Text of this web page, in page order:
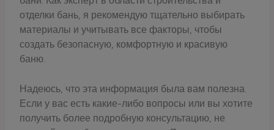
отделки бань, я рекомендую тщательно выбирать
материалы и учитывать все факторы, чтобы
создать безопасную, комфортную и красивую
баню.
Надеюсь, что эта информация была вам полезна.
Если у вас есть какие-либо вопросы или вы хотите
получить более подробную консультацию, не